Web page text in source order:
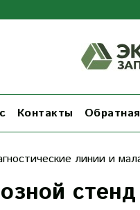
Контакты
линии и